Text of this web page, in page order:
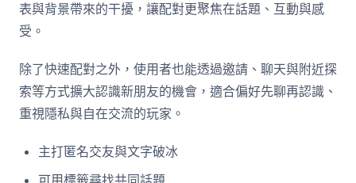
表與背景帶來的干擾，讓配對更聚焦在話題、互動與感
受。
除了快速配對之外，使用者也能透過邀請、聊天與附近探
索等方式擴大認識新朋友的機會，適合偏好先聊再認識、
重視隱私與自在交流的玩家。
主打匿名交友與文字破冰
可用標籤尋找共同話題